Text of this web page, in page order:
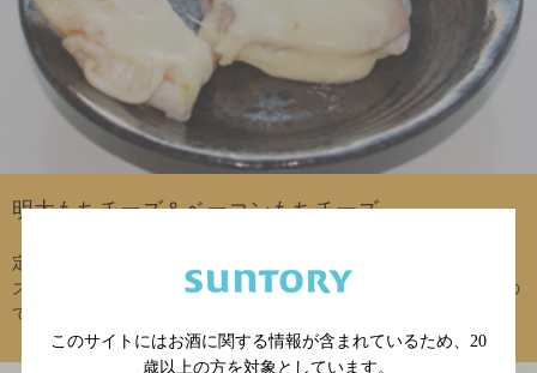
明太もちチーズ＆ベーコンもちチーズ
定番の人気になってきた、明太子もしくはベーコン＆おもち＆チー
ズの組み合わせです。 お正月明けはおもちが余りがちになりますの
で、ありもので美味しいおつまみにならな...
このサイトにはお酒に関する情報が含まれているため、 20
歳以上の方を対象としています。